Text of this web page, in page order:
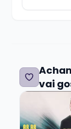
vai
Veja mais